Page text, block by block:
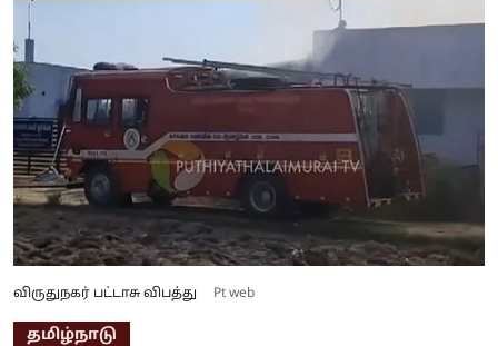
விருதுநகர் பட்டாசு விபத்து Pt web
தமிழ்நாடு